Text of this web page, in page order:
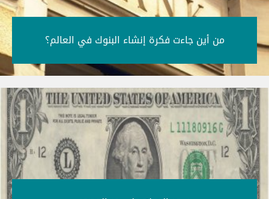
من أين جاءت فكرة إنشاء البنوك في العالم؟‎